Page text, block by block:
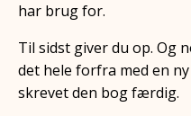
har brug for.
Til sidst giver du op. Og
det hele forfra med en
skrevet den bog færdig.